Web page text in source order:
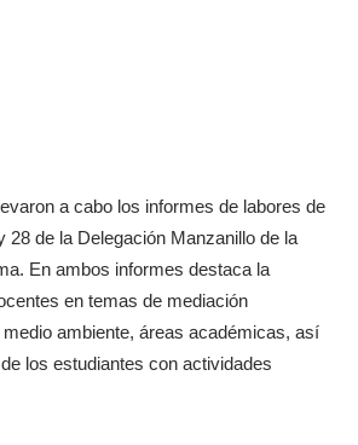
a cabo los informes de labores de
28 de la Delegación Manzanillo de la
En ambos informes destaca la
en temas de mediación
ambiente, áreas académicas, así
los estudiantes con actividades